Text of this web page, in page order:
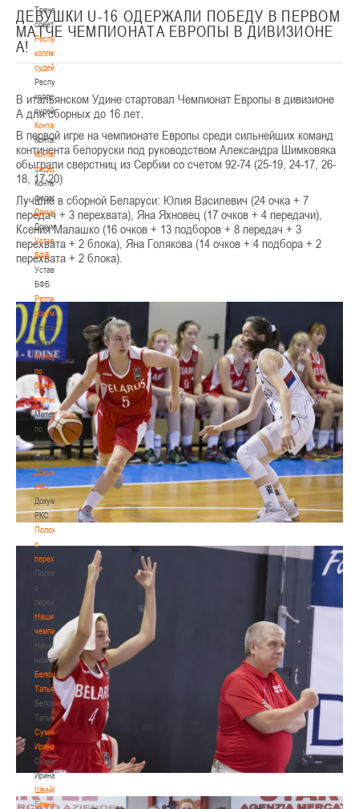
Тренерский
совет
Республиканская
коллегия
судей
Республиканская
коллегия
судей
Контакты
Контакты
Контакты
федерации
Контакты
федерации
Документы
Документы
Устав
БФБ
Устав
БФБ
Регламентирующие
документы
Регламентирующие
документы
Материалы
по
баскетбольной
статистике
Материалы
по
баскетбольной
статистике
Документы
РКС
Документы
РКС
Положение
о
переходах
Положение
о
переходах
Наши
чемпионы
Наши
чемпионы
Белошапко
Татьяна
Белошапко
Татьяна
Сумникова
Ирина
Сумникова
Ирина
Швайбович
Елена
ДЕВУШКИ U-16 ОДЕРЖАЛИ ПОБЕДУ В ПЕРВОМ
МАТЧЕ ЧЕМПИОНАТА ЕВРОПЫ В ДИВИЗИОНЕ
А!
В итальянском Удине стартовал Чемпионат Европы в дивизионе
А для сборных до 16 лет.
В первой игре на чемпионате Европы среди сильнейших команд
континента белоруски под руководством Александра Шимковяка
обыграли сверстниц из Сербии со счетом 92-74 (25-19, 24-17, 26-
18, 17-20)
Лучшие в сборной Беларуси: Юлия Василевич (24 очка + 7
передач + 3 перехвата), Яна Яхновец (17 очков + 4 передачи),
Ксения Малашко (16 очков + 13 подборов + 8 передач + 3
перехвата + 2 блока), Яна Голякова (14 очков + 4 подбора + 2
перехвата + 2 блока).